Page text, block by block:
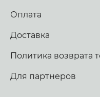
Оплата
Доставка
Политика возврата
Для партнеров